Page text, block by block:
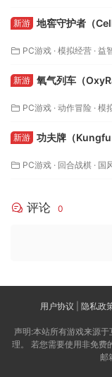
新游 地窖守护者（
PC游戏 · 模拟经营 · 益
新游 氧气列车（
PC游戏 · 动作冒险 · 模
新游 功夫牌（
PC游戏 · 回合战棋 · 国
评论 0
用户协议 隐私政
声明:本站所有游戏来源
理。 若您需要使用非免费
邮